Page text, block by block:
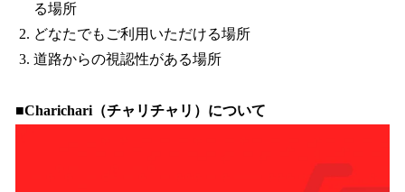
る場所
どなたでもご利用いただける場所
道路からの視認性がある場所
■Charichari（チャリチャリ）について